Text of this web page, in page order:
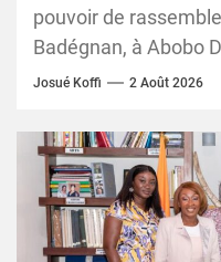
pouvoir de
Badégnan, à Abobo
autorités
Josué Koffi 2 Août 2026